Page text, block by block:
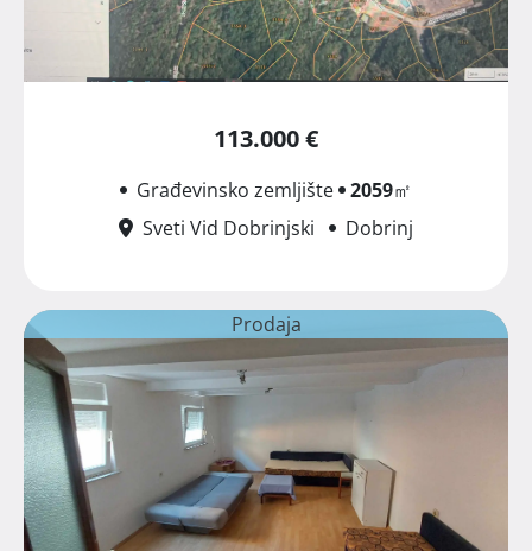
113.000 €
Građevinsko zemljište 2059㎡
Sveti Vid Dobrinjski
Dobrinj
Prodaja